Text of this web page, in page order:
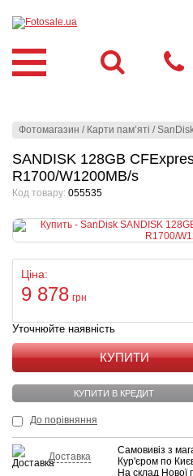
Фотомагазин / Карти пам’яті /
SANDISK 128GB
R1700/W1200MB/s
Код товару: 055535
Ціна:
9 878 грн
Уточнюйте наявність
КУПИТИ
КУПИТИ В КРЕДИТ
До порівняння
Доставка
Самовивіз з
Кур'єром по
На склад Нової